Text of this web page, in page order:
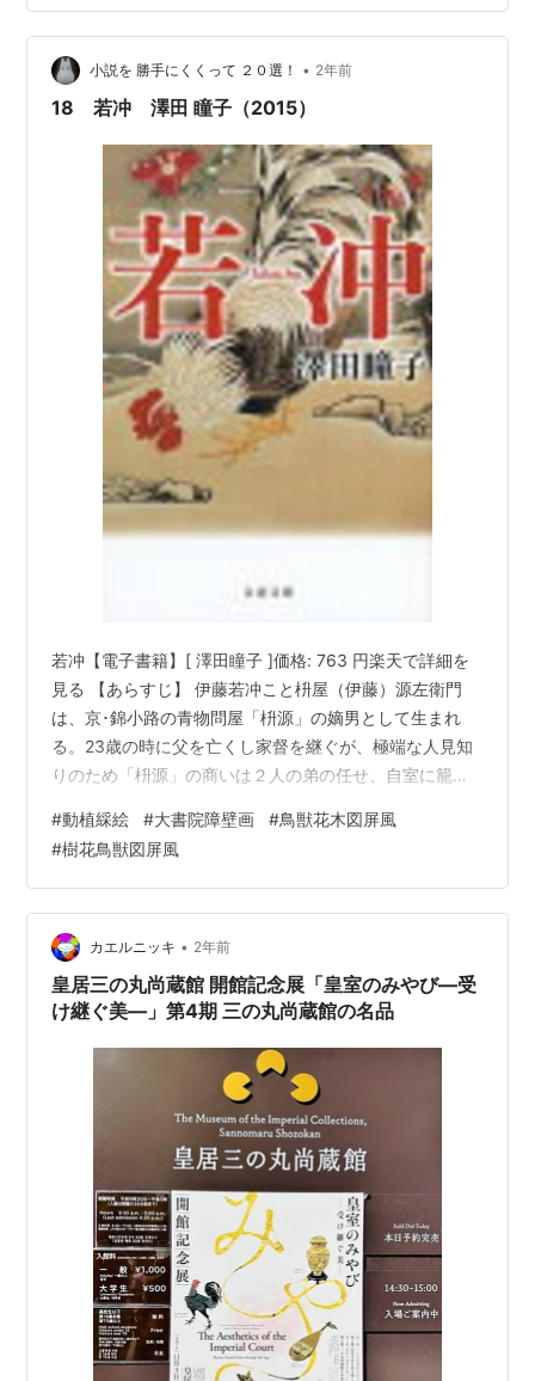
お寺や神社では拝見できない角度＆至近距離から鑑賞で
きて、新しい出会いや発見がありました。 以下は覚書で
す（番号は展示番…
小説を 勝手にくくって ２０選！ • 2年前
18 若冲 澤田 瞳子（2015）
若冲【電子書籍】[ 澤田瞳子 ]価格: 763 円楽天で詳細を
見る 【あらすじ】 伊藤若冲こと枡屋（伊藤）源左衛門
は、京･錦小路の青物問屋「枡源」の嫡男として生まれ
る。23歳の時に父を亡くし家督を継ぐが、極端な人見知
りのため「枡源」の商いは２人の弟の任せ、自室に籠も
向けると、豪農の娘お三輪を嫁に迎えるが、「枡源」を
取り仕切る母お清にいびられ、慣れぬ京の老舗問屋で居
場所もない。一緒に叱られる源左衛門の妹お志乃は、お
三輪の実弟の弁蔵（後の市川君圭）を呼び寄せ「枡源」
で働かせるが、お三輪は厳しい生活に耐えきれず、店の
土蔵で首を括って自死をする。弁蔵…
#動植綵絵 #大書院障壁画 #鳥獣花木図屏風
#樹花鳥獣図屏風
カエルニッキ • 2年前
皇居三の丸尚蔵館 開館記念展「皇室のみやび―受
け継ぐ美―」第4期 三の丸尚蔵館の名品